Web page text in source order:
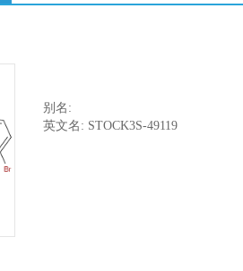
别名:
英文名: STOCK3S-49119